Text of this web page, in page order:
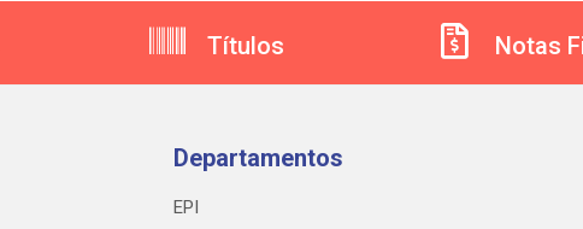
Títulos Notas
Departamentos
EPI